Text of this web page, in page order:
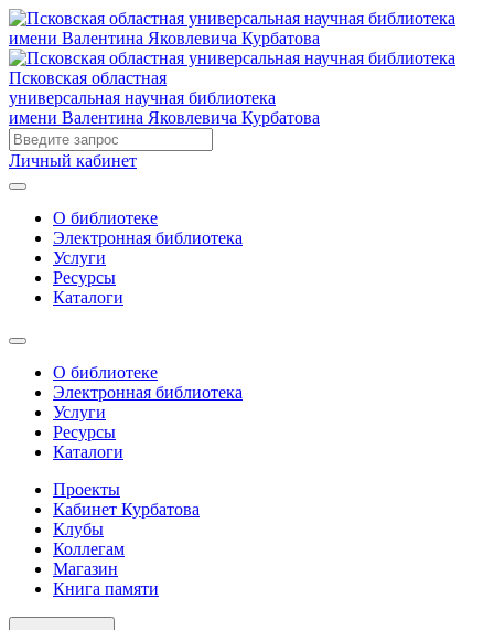
Псковская областная
универсальная научная библиотека
имени Валентина Яковлевича Курбатова
Личный кабинет
О библиотеке
Электронная библиотека
Услуги
Ресурсы
Каталоги
О библиотеке
Электронная библиотека
Услуги
Ресурсы
Каталоги
Проекты
Кабинет Курбатова
Клубы
Коллегам
Магазин
Книга памяти